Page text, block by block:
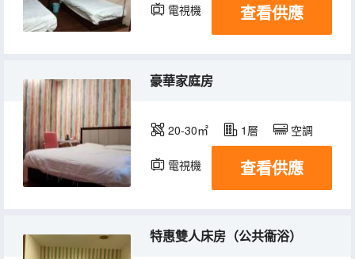
電視機 查看供應
豪華家庭房
20-30㎡ 1層 空調
電視機 查看供應
特惠雙人床房（公共衞浴）